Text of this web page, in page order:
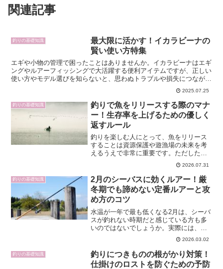
関連記事
釣りの基礎知識
最大限に活かす！イカラビーナの
賢い使い方特集
エギや小物の管理で困ったことはありませんか。イカラビーナはエギ
ングやルアーフィッシングで大活躍する便利アイテムですが、正しい
使い方やモデル選びを知らないと、思わぬトラブルや損失につながる
こともあります。本記事では、イカラビーナの基本知識から...2025.07.25
釣りの基礎知識
釣りで魚をリリースする際のマナ
ー！生存率を上げるための優しく
返すルール
釣りを楽しむ人にとって、魚をリリース
することは資源保護や遊漁場の未来を考
えるうえで非常に重要です。ただしただ
放すだけでは魚の生存率は低く、傷つい
たりストレスから死んでしまうことも少
なくありません。ここでは釣り リリース
マナーという観点から...
2026.07.31
釣りの基礎知識
2月のシーバスに効くルアー！厳
冬期でも諦めない定番ルアーと攻
め方のコツ
水温が一年で最も低くなる2月は、シーバ
スが釣れない時期だと感じている方も多
いのではないでしょうか。実際には、ベ
イトとレンジをきちんと合わせれば、サ
イズも数も狙えるおいしいシーズンで
す。この記事では、2月のシーバスに強い
ルアーの種類と使い分け...
2026.03.02
釣りの基礎知識
釣りにつきものの根がかり対策！
仕掛けのロストを防ぐための予防